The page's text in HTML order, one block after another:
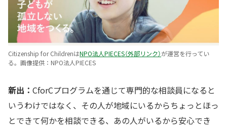
Citizenship for ChildrenはNPO法人PIECES（外部リンク）が運営を行ってい
る。画像提供：NPO法人PIECES
新出： CforCプログラムを通じて専門的な相談員になると
いうわけではなく、その人が地域にいるからちょっとほっ
とできて何かを相談できる、あの人がいるから安心でき